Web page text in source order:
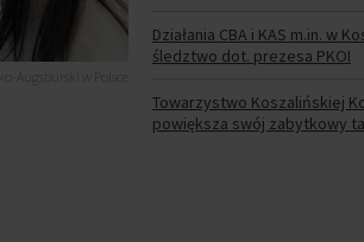
Działania CBA i KAS m.in. w
śledztwo dot. prezesa PKOI
Towarzystwo Koszalińskiej
powiększa swój zabytkowy